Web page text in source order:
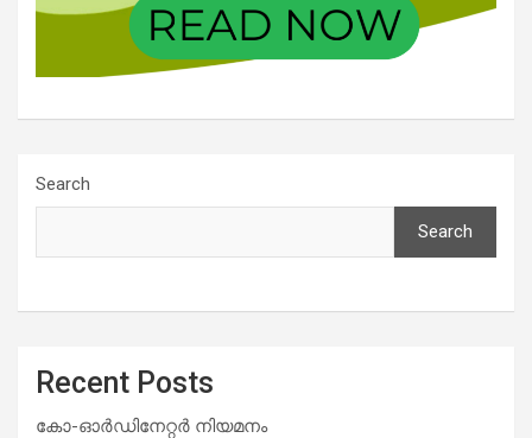
Search
Search
Recent Posts
കോ-ഓർഡിനേറ്റർ നിയമനം